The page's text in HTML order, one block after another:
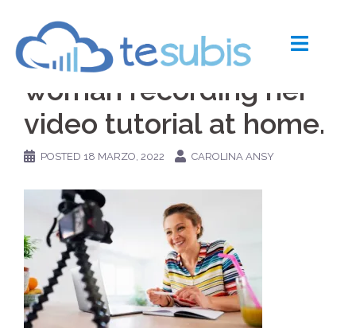
contentBeautiful caucasian
woman recording her
video tutorial at home.
POSTED 18 MARZO, 2022 CAROLINA ANSY